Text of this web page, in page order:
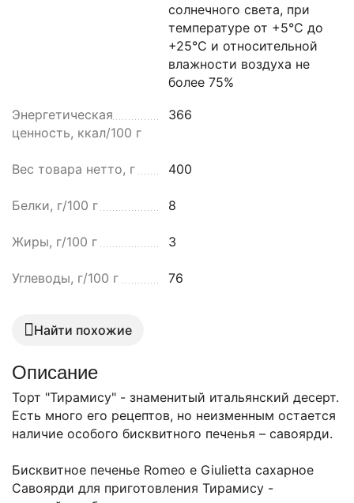
солнечного света, при
температуре от +5°С до
+25°С и относительной
влажности воздуха не
более 75%
Энергетическая
ценность, ккал/100 г
366
Вес товара нетто, г 400
Белки, г/100 г 8
Жиры, г/100 г 3
Углеводы, г/100 г 76
Найти похожие
Описание
Торт "Тирамису" - знаменитый итальянский десерт.
Есть много его рецептов, но неизменным остается
наличие особого бисквитного печенья – савоярди.
Бисквитное печенье Romeo e Giulietta сахарное
Савоярди для приготовления Тирамису -